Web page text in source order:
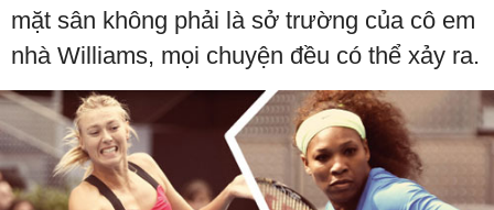
mặt sân không phải là sở trường của cô em
nhà Williams, mọi chuyện đều có thể xảy ra.